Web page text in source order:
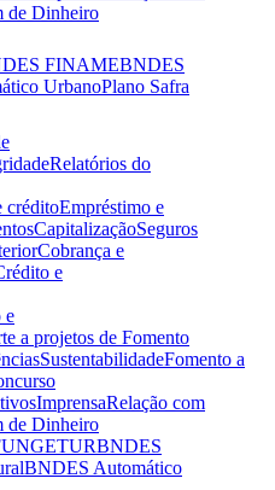
de Dinheiro
FINAMEBNDES
UrbanoPlano Safra
Relatórios do
créditoEmpréstimo e
CapitalizaçãoSeguros
Cobrança e
e
e
a projetos de Fomento
SustentabilidadeFomento a
ImprensaRelação com
de Dinheiro
BNDES
BNDES Automático